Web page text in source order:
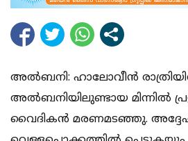
അല്‍ബനി: ഹാലോവീന്‍
അല്‍ബനിയിലുണ്ടായ മിന്നില്‍
വൈദികന്‍ മരണമടഞ്ഞു.